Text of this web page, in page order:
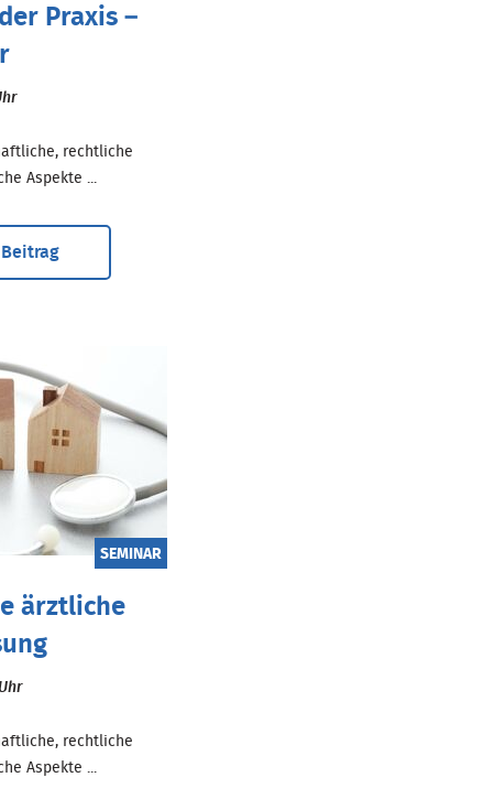
Praxis –
rechtliche
Aspekte ...
SEMINAR
ärztliche
rechtliche
Aspekte ...